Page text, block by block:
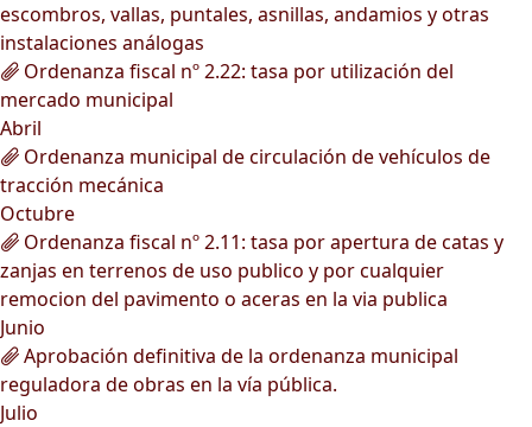
escombros, vallas, puntales, asnillas, andamios y otras
instalaciones análogas
Ordenanza fiscal nº 2.22: tasa por utilización del
mercado municipal
Abril
Ordenanza municipal de circulación de vehículos de
tracción mecánica
Octubre
Ordenanza fiscal nº 2.11: tasa por apertura de catas y
zanjas en terrenos de uso publico y por cualquier
remocion del pavimento o aceras en la via publica
Junio
Aprobación definitiva de la ordenanza municipal
reguladora de obras en la vía pública.
Julio